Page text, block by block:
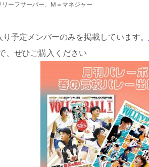
ーフサーバー、M＝マネジャー
予定メンバーのみを掲載しています。
、ぜひご購入ください